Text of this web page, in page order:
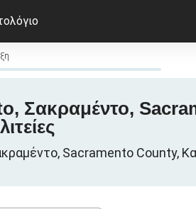
Σακραμέντο,
Sacramento County,